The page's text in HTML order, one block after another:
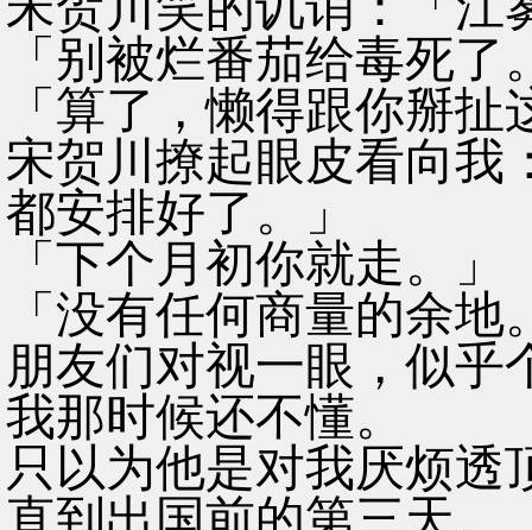
「别被烂番茄给毒死了
「算了，懒得跟你掰扯
宋贺川撩起眼皮看向我
都安排好了。」
「下个月初你就走。」
「没有任何商量的余地
朋友们对视一眼，似乎
我那时候还不懂。
只以为他是对我厌烦透